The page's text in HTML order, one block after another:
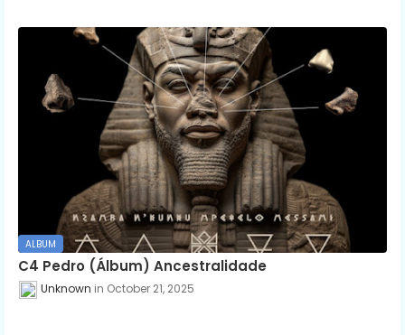
ALBUM
C4 Pedro (Álbum) Ancestralidade
Unknown October 21, 2025